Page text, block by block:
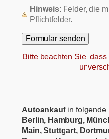
Hinweis : Felder, die
Pflichtfelder.
Bitte beachten Sie,
Autoankaufin folgende
Berlin, Hamburg,
Main, Stuttgart,